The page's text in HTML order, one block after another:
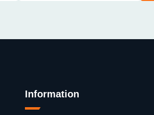
Information